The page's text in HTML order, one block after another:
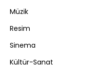
Müzik
Resim
Sinema
Kültür-Sanat